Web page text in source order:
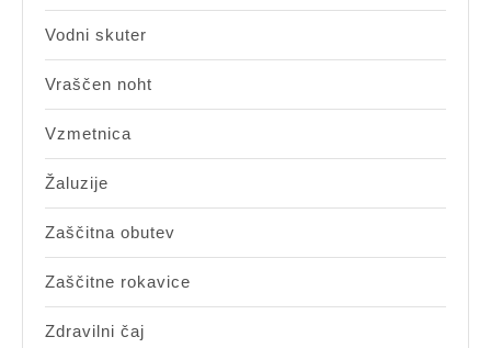
Vodni skuter
Vraščen noht
Vzmetnica
Žaluzije
Zaščitna obutev
Zaščitne rokavice
Zdravilni čaj